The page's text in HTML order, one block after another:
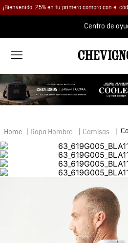
¡Bienvenido! 25% en tu primera compra con el
Centro de
Ropa Hombre Camisas